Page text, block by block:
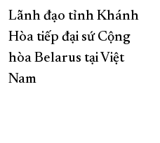
Lãnh đạo tỉnh Khánh
Hòa tiếp đại sứ Cộng
hòa Belarus tại Việt
Nam